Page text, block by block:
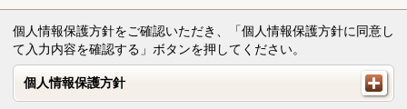
個人情報保護方針をご確認いただき、「個人情報保護方針に同意し
て入力内容を確認する」ボタンを押してください。
個人情報保護方針